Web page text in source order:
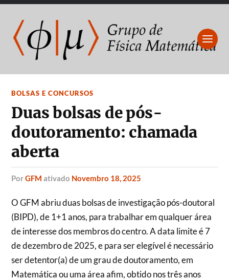
BOLSAS E CONCURSOS
Duas bolsas de pós-
doutoramento: chamada
aberta
porGFM ativado Novembro 18, 2025
O GFM abriu duas bolsas de investigação pós-doutoral
(BIPD), de 1+1 anos, para trabalhar em qualquer área
de interesse dos membros do centro. A data limite é 7
de dezembro de 2025, e para ser elegível é necessário
ser detentor(a) de um grau de doutoramento, em
Matemática ou uma área afim, obtido nos três anos